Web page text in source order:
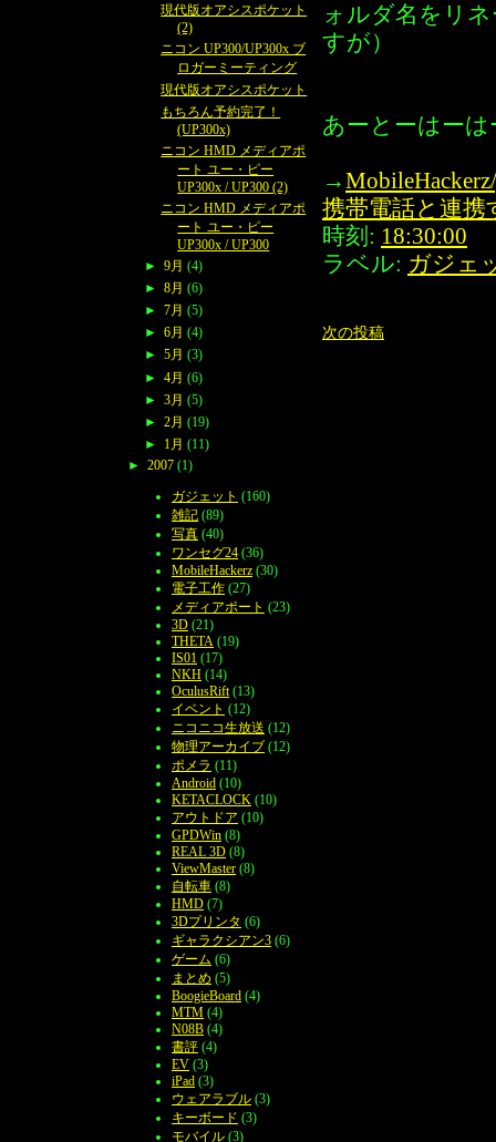
ォルダ名をリ
すが）
あーとーはー
→
携帯電話と連携
時刻: 18:30:00
ラベル: ガジェ
次の投稿
現代版オアシスポケット
(2)
ニコン UP300/UP300x ブ
ロガーミーティング
現代版オアシスポケット
もちろん予約完了！
(UP300x)
ニコン HMD メディアポ
ート ユー・ピー
UP300x / UP300 (2)
ニコン HMD メディアポ
ート ユー・ピー
UP300x / UP300
► 9月 (4)
► 8月 (6)
► 7月 (5)
► 6月 (4)
► 5月 (3)
► 4月 (6)
► 3月 (5)
► 2月 (19)
►
1月 (11)
► 2007 (1)
ガジェット (160)
雑記 (89)
写真 (40)
ワンセグ24 (36)
MobileHackerz (30)
電子工作 (27)
メディアポート (23)
3D (21)
THETA (19)
IS01 (17)
NKH (14)
OculusRift (13)
イベント (12)
ニコニコ生放送 (12)
物理アーカイブ (12)
ポメラ (11)
Android (10)
KETACLOCK (10)
アウトドア (10)
GPDWin (8)
REAL 3D (8)
ViewMaster (8)
自転車 (8)
HMD (7)
3Dプリンタ (6)
ギャラクシアン3 (6)
ゲーム (6)
まとめ (5)
BoogieBoard (4)
MTM (4)
N08B (4)
書評 (4)
EV (3)
iPad (3)
ウェアラブル (3)
キーボード (3)
モバイル (3)